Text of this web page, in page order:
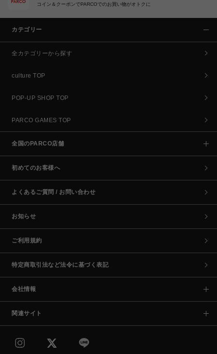
コイン＆クーポンでPARCOでのお買い物がオトクに
カテゴリー
全カテゴリーから探す
culture TOP
POP-UP SHOP TOP
PARCO GAMES TOP
全国のPARCO店舗
初めてのお客様へ
よくあるご質問 / お問い合わせ
お知らせ
ご利用規約
特定商取引法など法令に基づく表記
会社情報
関連サイト